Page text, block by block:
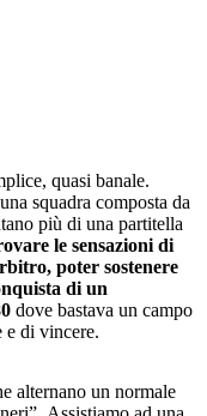
quasi banale.
squadra composta da
più di una partitella
le sensazioni di
poter sostenere
di un
dove bastava un campo
e di vincere.
alternano un normale